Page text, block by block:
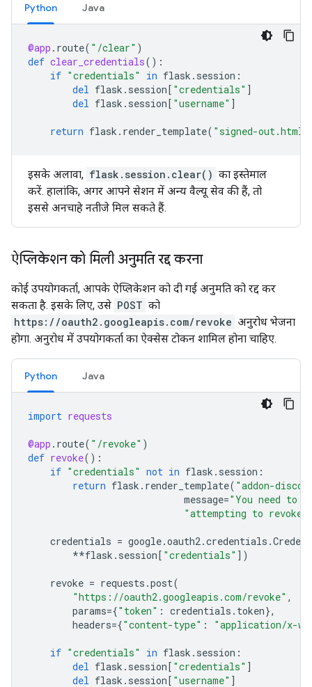
Python Java
@app . route( "/clear" )
def clear_credentials():
if "credentials" in flask . session :
del flask . session[ "credentials" ]
del flask . session[ "username" ]
return flask . render_template( "signed-out.html"
इसके अलावा, flask.session.clear() का इस्तेमाल
करें. हालांकि, अगर आपने सेशन में अन्य वैल्यू सेव की हैं, तो
इससे अनचाहे नतीजे मिल सकते हैं.
ऐप्लिकेशन को मिली अनुमति रद्द करना
कोई उपयोगकर्ता, आपके ऐप्लिकेशन को दी गई अनुमति को रद्द कर
सकता है. इसके लिए, उसे POST को
https://oauth2.googleapis.com/revoke अनुरोध भेजना
होगा. अनुरोध में उपयोगकर्ता का ऐक्सेस टोकन शामिल होना चाहिए.
Python Java
import requests
@app . route( "/revoke" )
def revoke():
if "credentials" not in flask . session :
return flask . render_template( "addon-
message="You need to
"attempting to revoke
credentials = google.oauth2.credentials .
**flask . session[ "credentials" ])
revoke = requests .post(
"https://oauth2.googleapis.com/revoke" ,
params={"token" : credentials . token},
headers={"content-type" : "application/x-
if "credentials" in flask . session :
del flask . session[ "credentials" ]
del flask . session[ "username" ]